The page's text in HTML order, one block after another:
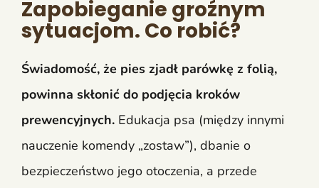
Zapobieganie groźnym
sytuacjom. Co robić?
Świadomość, że pies zjadł parówkę z folią,
powinna skłonić do podjęcia kroków
prewencyjnych. Edukacja psa (między innymi
nauczenie komendy „zostaw”), dbanie o
bezpieczeństwo jego otoczenia, a przede